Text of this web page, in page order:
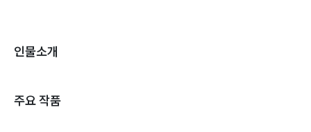
인물소개
주요 작품